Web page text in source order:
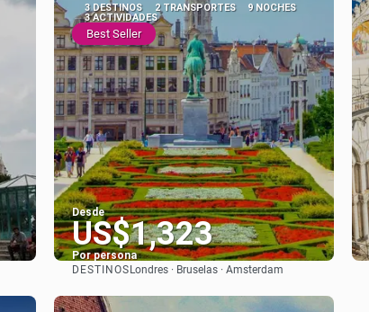
3 DESTINOS 2 TRANSPORTES
9 NOCHES
3 ACTIVIDADES
Best Seller
Desde
US$1,323
Por persona
DESTINOS Londres · Bruselas · Amsterdam